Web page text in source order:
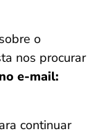
o
nos procurar
e-mail:
continuar